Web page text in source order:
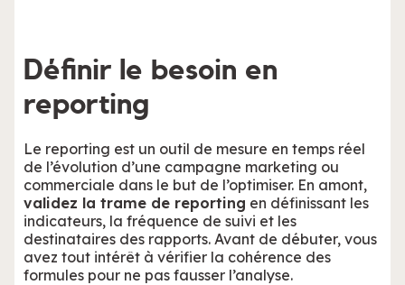
Définir le besoin en
reporting
Le reporting est un outil de mesure en temps réel
de l’évolution d’une campagne marketing ou
commerciale dans le but de l’optimiser. En amont,
validez la trame de reporting en définissant les
indicateurs, la fréquence de suivi et les
destinataires des rapports. Avant de débuter, vous
avez tout intérêt à vérifier la cohérence des
formules pour ne pas fausser l’analyse.